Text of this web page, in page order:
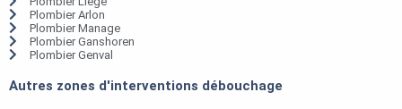
Plombier Arlon
Plombier Manage
Plombier Ganshoren
Plombier Genval
Autres zones d'interventions débouchage